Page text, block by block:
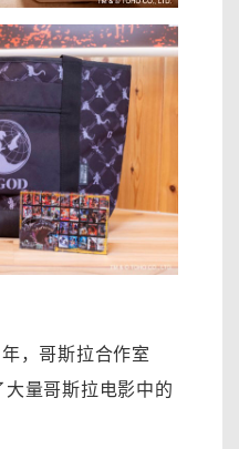
，哥斯拉合作室
大量哥斯拉电影中的